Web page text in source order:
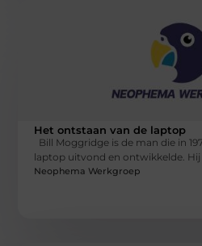
Het ontstaan van de laptop
Bill Moggridge is de man die in
laptop uitvond en ontwikkelde. Hij
Neophema Werkgroep